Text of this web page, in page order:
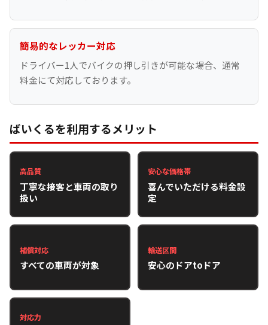
簡易的なレッカー対応
ドライバー1人でバイクの押し引きが可能な場合、通常
料金にて対応しております。
ばいくるを利用するメリット
高品質
丁寧な接客と車両の取り
扱い
安心な価格帯
喜んでいただける料金設
定
補償対応
すべての車両が対象
輸送区間
安心のドアtoドア
対応力